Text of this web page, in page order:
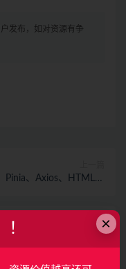
发布，如对资源有争
Pinia、Axios、HTML、
）
×